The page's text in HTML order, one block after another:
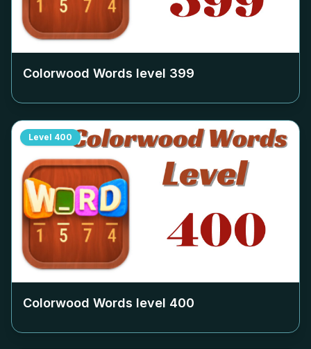
Colorwood Words level 399
Level 400
Colorwood Words level 400